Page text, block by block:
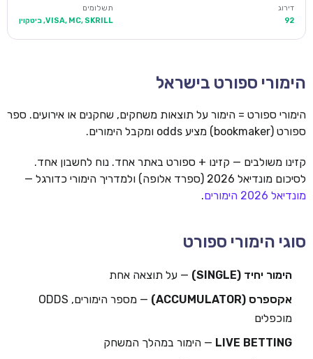
דירוג
92
תשלומים
VISA, MC, SKRILL, ביטקוין
הימורי ספורט בישראל
הימורי ספורט = הימור על תוצאות משחקים, שחקנים או אירועים. ספר
ספורט (bookmaker) מציע odds ומקבל הימורים.
קזינו משולבים — קזינו + ספורט באתר אחד. נוח לחשבון אחד.
לסיכום מונדיאל 2026 (ספרד אלופה) ולמדריך הימורי כדורגל —
מונדיאל 2026 הימורים
.
סוגי הימורי ספורט
הימור יחיד (SINGLE)
— על תוצאה אחת
אקספרס (ACCUMULATOR)
— מספר הימורים, ODDS
מוכפלים
LIVE BETTING — הימור במהלך המשחק